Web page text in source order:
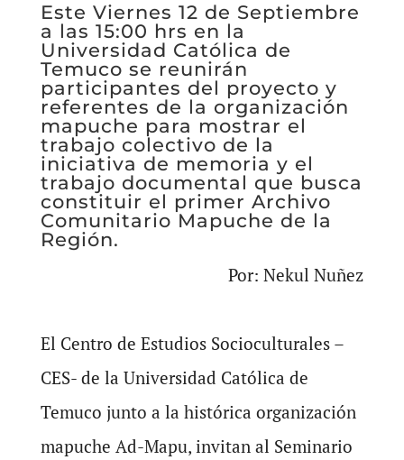
Este Viernes 12 de Septiembre
a las 15:00 hrs en la
Universidad Católica de
Temuco se reunirán
participantes del proyecto y
referentes de la organización
mapuche para mostrar el
trabajo colectivo de la
iniciativa de memoria y el
trabajo documental que busca
constituir el primer Archivo
Comunitario Mapuche de la
Región.
Por: Nekul Nuñez
El Centro de Estudios Socioculturales –
CES- de la Universidad Católica de
Temuco junto a la histórica organización
mapuche Ad-Mapu, invitan al Seminario